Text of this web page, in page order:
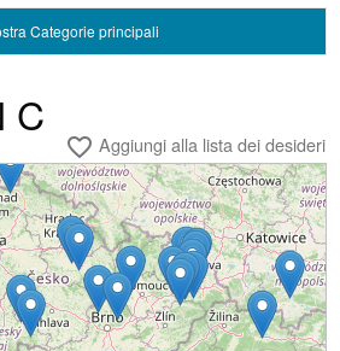
Categorie principali
C
favorite_border Aggiungi alla lista dei desideri
Caricamento...